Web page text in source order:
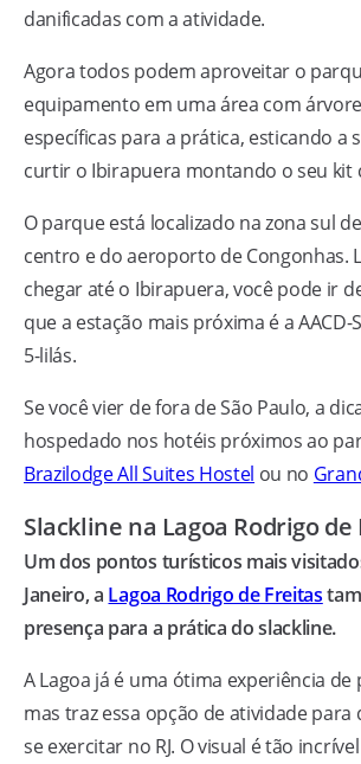
danificadas com a atividade.
Agora todos podem aproveitar o
equipamento em uma área com
específicas para a prática, esticando a
curtir o Ibirapuera montando o seu kit
O parque está localizado na zona sul
centro e do aeroporto de Congonhas.
chegar até o Ibirapuera, você pode ir
que a estação mais próxima é a
5-lilás.
Se você vier de fora de São Paulo, a
hospedado nos hotéis próximos ao
Brazilodge All Suites Hostel ou no
Slackline na Lagoa Rodrigo de
Um dos pontos turísticos mais
Janeiro, a Lagoa Rodrigo de Freitas
presença para a prática do slackline.
A Lagoa já é uma ótima experiência de
mas traz essa opção de atividade para
se exercitar no RJ. O visual é tão